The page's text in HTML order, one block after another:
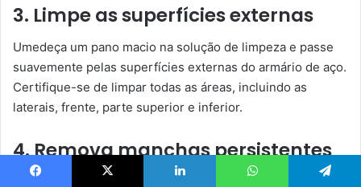
3. Limpe as superfícies externas
Umedeça um pano macio na solução de limpeza e passe
suavemente pelas superfícies externas do armário de aço.
Certifique-se de limpar todas as áreas, incluindo as
laterais, frente, parte superior e inferior.
4. Remova manchas persistentes